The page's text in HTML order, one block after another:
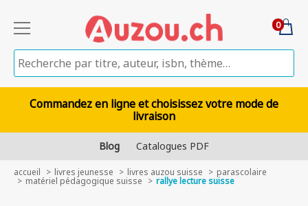
0
Commandez en ligne et choisissez votre mode de
livraison
Blog Catalogues PDF
accueil livres jeunesse livres auzou suisse parascolaire
matériel pédagogique suisse rallye lecture suisse